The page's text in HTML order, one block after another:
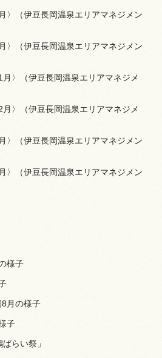
〉（伊豆長岡温泉エリアマネジメン
〉（伊豆長岡温泉エリアマネジメン
〉（伊豆長岡温泉エリアマネジメ
〉（伊豆長岡温泉エリアマネジメ
〉（伊豆長岡温泉エリアマネジメン
〉（伊豆長岡温泉エリアマネジメン
様子
月の様子
子
らい祭」